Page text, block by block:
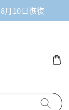
月10日恢復